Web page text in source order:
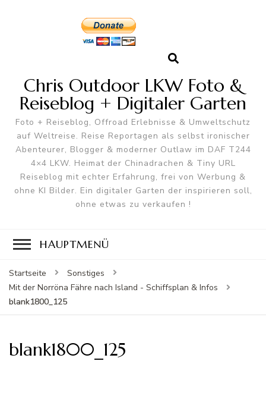
Chris Outdoor LKW Foto &
Reiseblog + Digitaler Garten
Foto + Reiseblog, Offroad Erlebnisse & Umweltschutz
auf Weltreise. Reise Reportagen als selbst ironischer
Abenteurer, Blogger & moderner Outlaw im DAF T244
4×4 LKW. Heimat der Chinadrachen & Tiny URL
Reiseblog mit echter Erfahrung, frei von Werbung &
ohne KI Bilder. Ein digitaler Garten der inspirieren soll,
ohne etwas zu verkaufen !
HAUPTMENÜ
Startseite
Sonstiges
Mit der Norröna Fähre nach Island - Schiffsplan & Infos
blank1800_125
blank1800_125